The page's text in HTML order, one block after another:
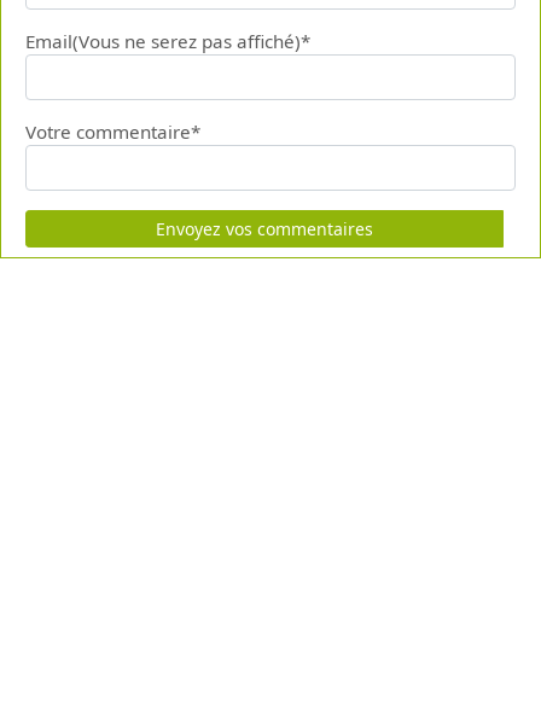
Email(Vous ne serez pas affiché)*
Votre commentaire*
Envoyez vos commentaires